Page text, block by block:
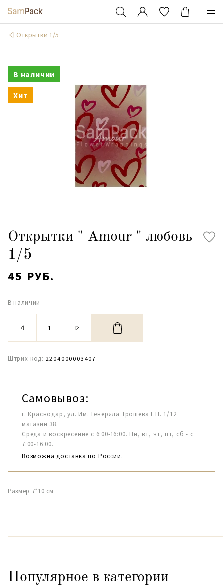
Открытки 1/5
В наличии
Хит
Открытки " Amour " любовь
1/5
45 РУБ.
В наличии
Штрих-код: 2204000003407
Самовывоз:
г. Краснодар, ул. Им. Генерала Трошева Г.Н. 1/12
магазин 38.
Среда и воскресение с 6:00-16:00. Пн, вт, чт, пт, сб - с
7:00-16:00.
Возможна доставка по России.
Размер 7*10 см
Популярное в категории